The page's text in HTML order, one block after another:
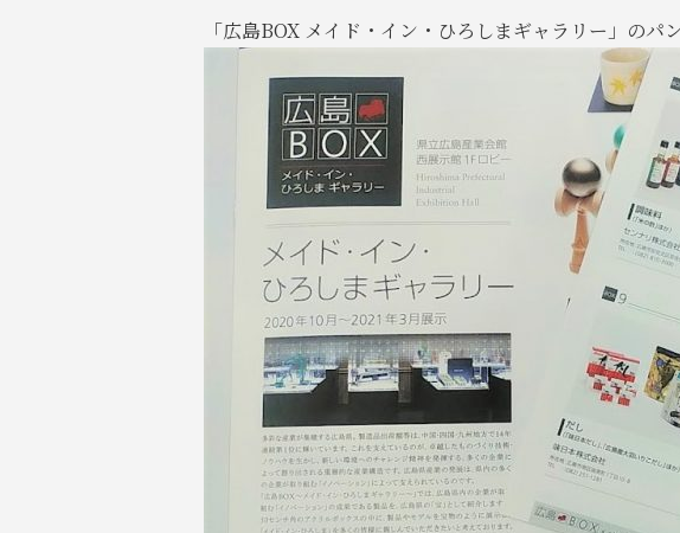
「広島BOX メイド・イン・ひろしまギャラリー」のパ